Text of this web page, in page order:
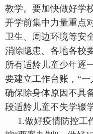
教学。要加快做好学
开学前集中力量重点
卫生、周边环境等安
消除隐患。各地各校
所有适龄儿童少年逐
要建立工作台账，“一
确保除身体原因不具
段适龄儿童不失学辍学
1.做好疫情防控工